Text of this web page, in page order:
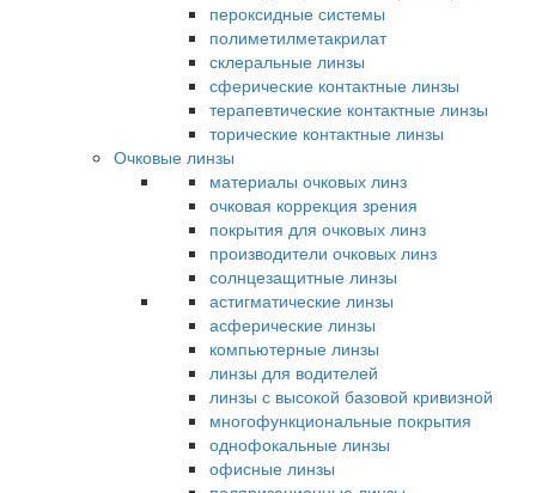
пероксидные системы
полиметилметакрилат
склеральные линзы
сферические контактные линзы
терапевтические контактные линзы
торические контактные линзы
Очковые линзы
материалы очковых линз
очковая коррекция зрения
покрытия для очковых линз
производители очковых линз
солнцезащитные линзы
астигматические линзы
асферические линзы
компьютерные линзы
линзы для водителей
линзы с высокой базовой кривизной
многофункциональные покрытия
однофокальные линзы
офисные линзы